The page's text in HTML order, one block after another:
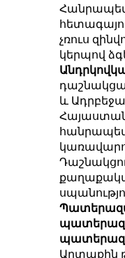
չռուս
կերպով
և
Արտաքին